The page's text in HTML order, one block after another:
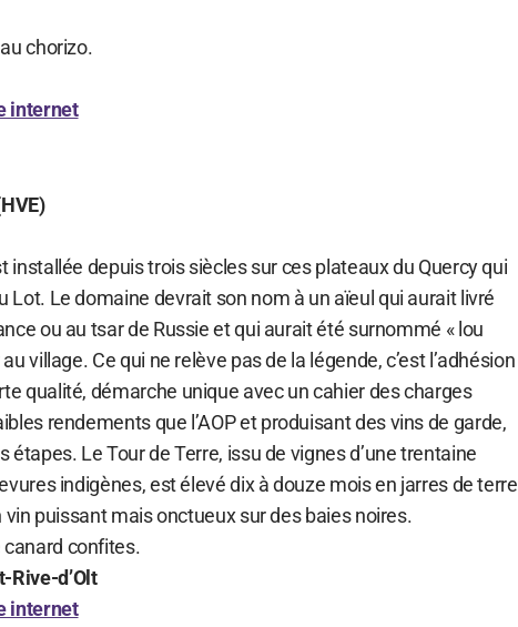
chorizo.
internet
installée depuis trois siècles sur ces plateaux du Quercy qui
Lot. Le domaine devrait son nom à un aïeul qui aurait livré
ou au tsar de Russie et qui aurait été surnommé « lou
village. Ce qui ne relève pas de la légende, c’est l’adhésion
qualité, démarche unique avec un cahier des charges
rendements que l’AOP et produisant des vins de garde,
étapes. Le Tour de Terre, issu de vignes d’une trentaine
indigènes, est élevé dix à douze mois en jarres de terre
puissant mais onctueux sur des baies noires.
confites.
Rive-d’Olt
internet